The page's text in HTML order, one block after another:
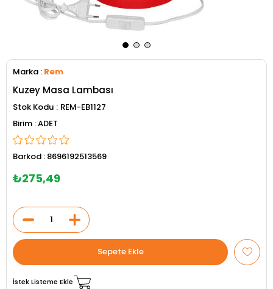
Marka : Rem
Kuzey Masa Lambası
Stok Kodu
REM-EB1127
ADET
Barkod : 8696192513569
₺275,49
İstek Listeme Ekle